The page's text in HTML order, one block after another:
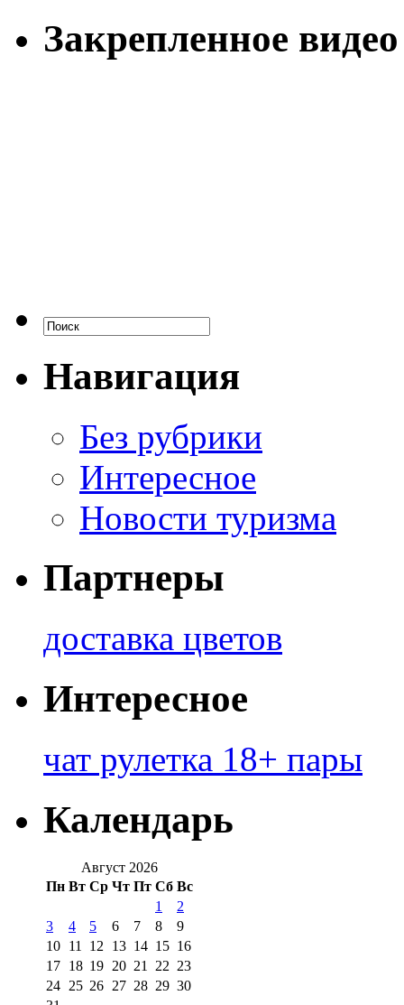
Закрепленное видео
Навигация
Без рубрики
Интересное
Новости туризма
Партнеры
доставка цветов
Интересное
чат рулетка 18+ пары
Календарь
Август 2026
Пн Вт Ср Чт Пт Сб Вс
1
2
3
4 5 6 7 8
9
10 11 12 13 14 15 16
17 18 19 20 21 22 23
24 25 26 27 28 29 30